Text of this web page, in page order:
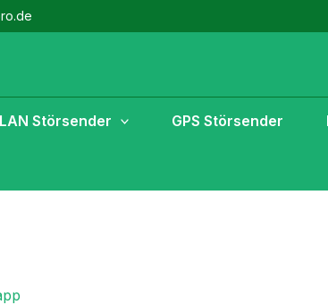
Störsender GPS Störsender